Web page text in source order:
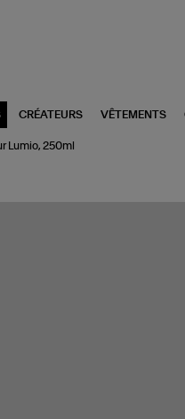
CRÉATEURS VÊTEMENTS
Lumio, 250ml